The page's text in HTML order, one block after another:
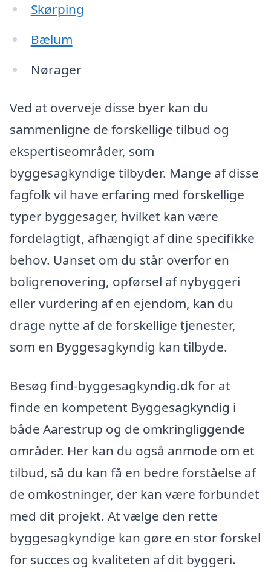
Skørping
Bælum
Nørager
Ved at overveje disse byer kan du
sammenligne de forskellige tilbud og
ekspertiseområder, som
byggesagkyndige tilbyder. Mange af disse
fagfolk vil have erfaring med forskellige
typer byggesager, hvilket kan være
fordelagtigt, afhængigt af dine specifikke
behov. Uanset om du står overfor en
boligrenovering, opførsel af nybyggeri
eller vurdering af en ejendom, kan du
drage nytte af de forskellige tjenester,
som en Byggesagkyndig kan tilbyde.
Besøg find-byggesagkyndig.dk for at
finde en kompetent Byggesagkyndig i
både Aarestrup og de omkringliggende
områder. Her kan du også anmode om et
tilbud, så du kan få en bedre forståelse af
de omkostninger, der kan være forbundet
med dit projekt. At vælge den rette
byggesagkyndige kan gøre en stor forskel
for succes og kvaliteten af dit byggeri.